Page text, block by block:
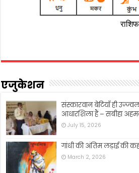
एजुकेशन
संस्कारवान बेटियाँ ही
आधारशिला हैं – सबीहा
July 15, 2026
गांधी की अंतिम लड़ाई की
March 2, 2026